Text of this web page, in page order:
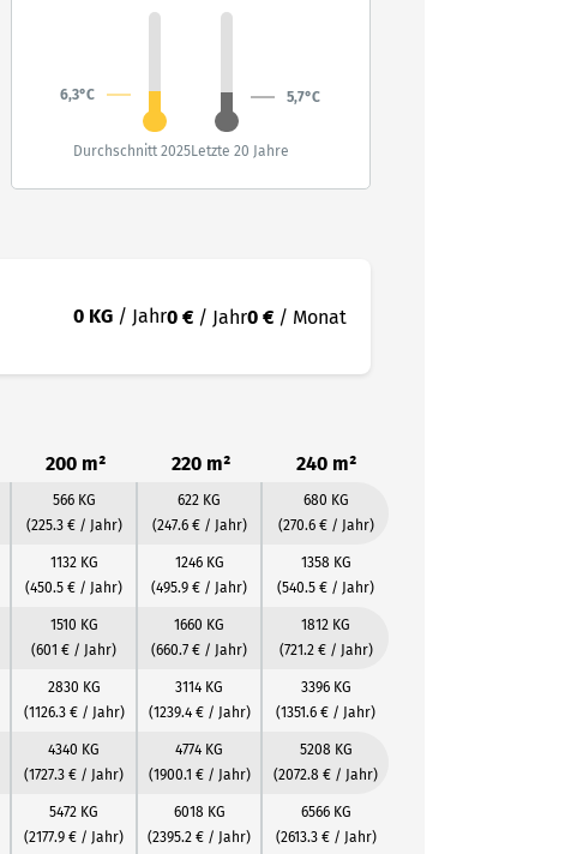
6,3°C 5,7°C
Durchschnitt 2025Letzte 20 Jahre
0 KG / Jahr0 € / Jahr0 € / Monat
200 m² 220 m² 240 m²
566 KG
(225.3 € / Jahr)
622 KG
(247.6 € / Jahr)
680 KG
(270.6 € / Jahr)
1132 KG
(450.5 € / Jahr)
1246 KG
(495.9 € / Jahr)
1358 KG
(540.5 € / Jahr)
1510 KG
(601 € / Jahr)
1660 KG
(660.7 € / Jahr)
1812 KG
(721.2 € / Jahr)
2830 KG
(1126.3 € / Jahr)
3114 KG
(1239.4 € / Jahr)
3396 KG
(1351.6 € / Jahr)
4340 KG
(1727.3 € / Jahr)
4774 KG
(1900.1 € / Jahr)
5208 KG
(2072.8 € / Jahr)
5472 KG
(2177.9 € / Jahr)
6018 KG
(2395.2 € / Jahr)
6566 KG
(2613.3 € / Jahr)